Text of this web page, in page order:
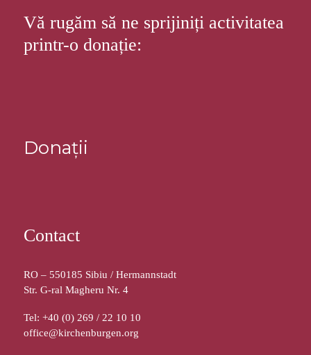
Vă rugăm să ne sprijiniți activitatea
printr-o donație:
Donații
Contact
RO – 550185 Sibiu / Hermannstadt
Str. G-ral Magheru Nr. 4
Tel: +40 (0) 269 / 22 10 10
office@kirchenburgen.org